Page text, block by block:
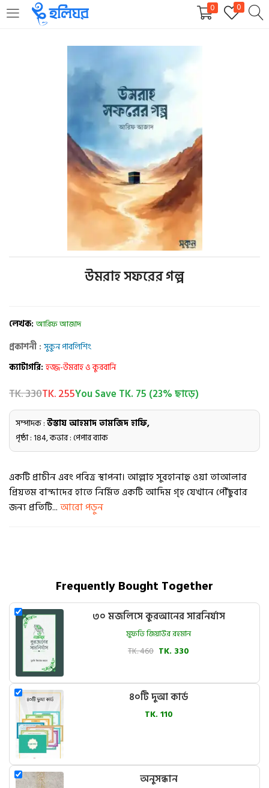
0 0
LOGIN REGISTER
Enter your username and password to login.
Remember me
Login
Lost password?
উমরাহ সফরের গল্প
লেখক:আরিফ আজাদ
প্রকাশনী :সুকুন পাবলিশিং
ক্যাটাগরি:হজ্জ-উমরাহ ও কুরবানি
TK. 330TK. 255You Save TK. 75 (23% ছাড়ে)
সম্পাদক :উস্তায আহমাদ তামজিদ হাফি,
পৃষ্ঠা : 184, কভার : পেপার ব্যাক
একটি প্রাচীন এবং পবিত্র স্থাপনা। আল্লাহ সুবহানাহু ওয়া তাআলার
প্রিয়তম বান্দাদের হাতে নির্মিত একটি আদিম গৃহ যেখানে পৌঁছুবার
জন্য প্রতিটি...আরো পড়ুন
Frequently Bought Together
৩০ মজলিসে কুরআনের সারনির্যাস
মুফতি জিয়াউর রহমান
TK. 460 TK. 330
৪০টি দুআ কার্ড
TK. 110
অনুসন্ধান